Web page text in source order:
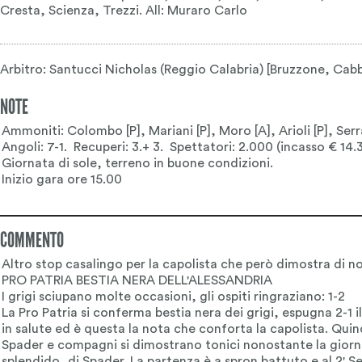
Cresta, Scienza, Trezzi. All: Muraro Carlo
Arbitro: Santucci Nicholas (Reggio Calabria) [Bruzzone,
NOTE
COMMENTO